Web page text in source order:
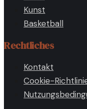
Kunst
Basketball
Rechtliches
Kontakt
Cookie-